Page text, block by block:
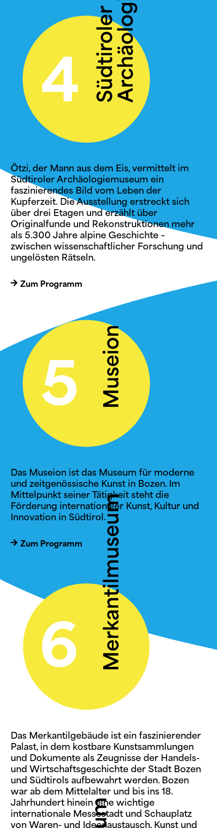
Ötzi, der Mann aus dem Eis, vermittelt im
Südtiroler Archäologiemuseum ein
faszinierendes Bild vom Leben der
Kupferzeit. Die Ausstellung erstreckt sich
über drei Etagen underzählt über
Originalfunde und Rekonstruktionen mehr
als 5.300 Jahre alpine Geschichte –
zwischenwissenschaftlicher Forschung und
ungelösten Rätseln.
Zum Programm
Das Museion ist das Museum für moderne
und zeitgenössische Kunst in Bozen. Im
Mittelpunkt seiner Tätigkeit steht die
Förderung internationaler Kunst, Kultur und
Innovation in Südtirol.
Zum Programm
Das Merkantilgebäude ist ein faszinierender
Palast, in dem kostbare Kunstsammlungen
und Dokumente als Zeugnisse der Handels-
und Wirtschaftsgeschichte der Stadt Bozen
und Südtirols aufbewahrt werden. Bozen
war ab dem Mittelalter und bis ins 18.
Jahrhundert hinein eine wichtige
internationale Messestadt und Schauplatz
von Waren- und Ideenaustausch, Kunst und